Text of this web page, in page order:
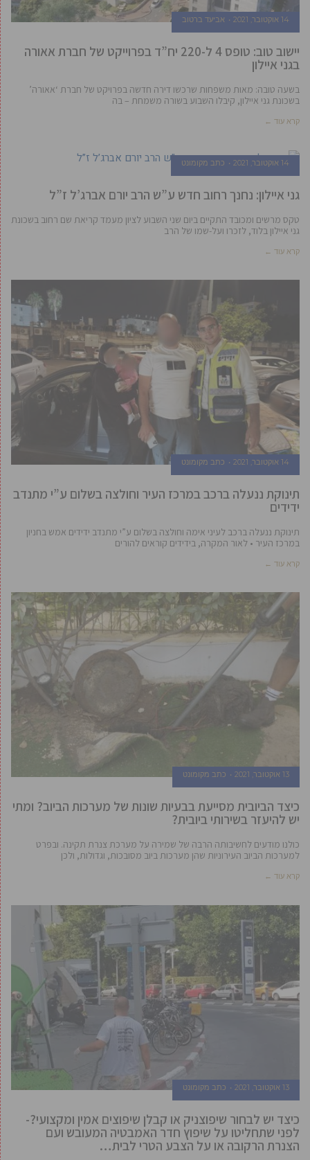
14 אוקטובר, 2021 אביעד ברטוב
יישוב טוב: טופס 4 ל-220 יח”ד בפרוייקט של חברת אאורה
בגני איילון
בשעה טובה: מאות משפחות שרכשו דירה חדשה בפרויקט של חברת ‘אאורה’
בשכונת גני איילון, קיבלו השבוע בשורה משמחת – בה
קרא עוד ←
14 אוקטובר, 2021 כתב מקומונט
גני איילון: נחנך רחוב חדש ע”ש הרב יורם אברג’ל ז”ל
טקס מרשים ומכובד התקיים ביום שני השבוע לציון מעמד קריאת שם רחוב בשכונת
גני איילון בלוד, לזכרו ועל-שמו של הרב
קרא עוד ←
14 אוקטובר, 2021 כתב מקומונט
תינוקת ננעלה ברכב במרכז העיר וחולצה בשלום ע”י מתנדב
ידידים
תינוקת ננעלה ברכב לעיני אימה וחולצה בשלום ע”י מתנדב ידידים אמש בחניון
במרכז העיר • לאור המקרה, בידידים קוראים להורים
קרא עוד ←
13 אוקטובר, 2021 כתב מקומונט
כיצד הביובית מסייעת בבעיות שונות של מערכות הביוב? ומתי
יש להיעזר בשירותי ביובית?
כולנו מודעים לחשיבותה הרבה של שמירה על מערכת צנרת תקינה. ובפרט
למערכות הביוב העירוניות שהן מערכות ביוב מסובכות, וגדולות, ולכן
קרא עוד ←
13 אוקטובר, 2021 כתב מקומונט
כיצד יש לבחור שיפוצניק או קבלן שיפוצים אמין ומקצועי?-
לפני שתחליטו על שיפוץ חדר האמבטיה המעובש ועם
הצנרת הרקובה או על הצבע הטרי לבית…